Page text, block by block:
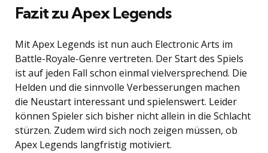
Fazit zu Apex Legends
Mit Apex Legends ist nun auch Electronic Arts im
Battle-Royale-Genre vertreten. Der Start des Spiels
ist auf jeden Fall schon einmal vielversprechend. Die
Helden und die sinnvolle Verbesserungen machen
die Neustart interessant und spielenswert. Leider
können Spieler sich bisher nicht allein in die Schlacht
stürzen. Zudem wird sich noch zeigen müssen, ob
Apex Legends langfristig motiviert.